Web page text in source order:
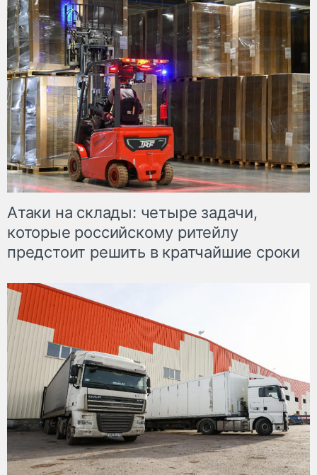
Атаки на склады: четыре задачи,
которые российскому ритейлу
предстоит решить в кратчайшие сроки